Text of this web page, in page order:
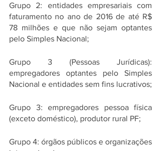
Grupo 2: entidades empresariais com
faturamento no ano de 2016 de até R$
78 milhões e que não sejam optantes
pelo Simples Nacional;
Grupo 3 (Pessoas Jurídicas):
empregadores optantes pelo Simples
Nacional e entidades sem fins lucrativos;
Grupo 3: empregadores pessoa física
(exceto doméstico), produtor rural PF;
Grupo 4: órgãos públicos e organizações